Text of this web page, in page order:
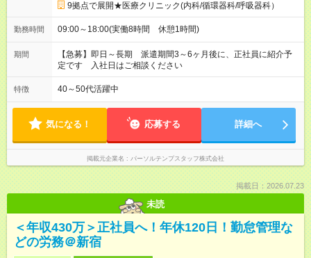
9拠点で展開★医療クリニック(内科/循環器科/呼吸器科）
勤務時間 09:00～18:00(実働8時間 休憩1時間)
期間
【急募】即日～長期 派遣期間3～6ヶ月後に、正社員に紹介予
定です 入社日はご相談ください
特徴 40～50代活躍中
気になる！ 応募する 詳細へ
掲載元企業名 パーソルテンプスタッフ株式会社
掲載日：2026.07.23
未読
＜年収430万＞正社員へ！年休120日！勤怠管理な
どの労務＠新宿